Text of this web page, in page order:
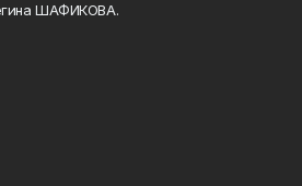
ШАФИКОВА.